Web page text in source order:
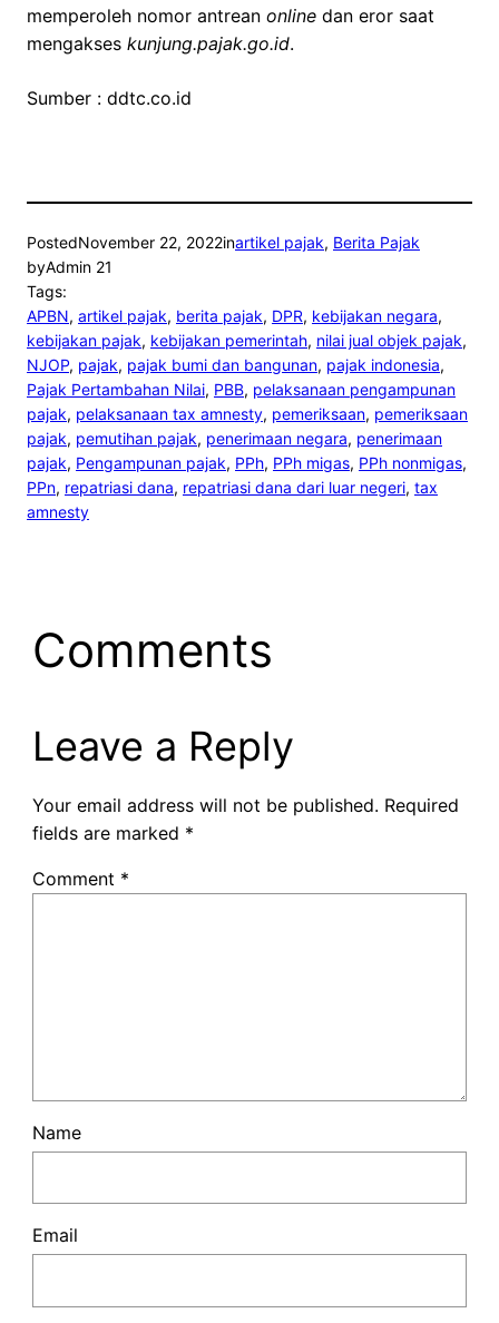
memperoleh nomor antrean online dan eror saat
mengakses kunjung.pajak.go.id.
Sumber : ddtc.co.id
PostedNovember 22, 2022inartikel pajak, Berita Pajak
byAdmin 21
Tags:
APBN, artikel pajak, berita pajak, DPR, kebijakan negara
kebijakan pajak, kebijakan pemerintah, nilai jual objek pajak
NJOP, pajak, pajak bumi dan bangunan, pajak indonesia
Pajak Pertambahan Nilai, PBB, pelaksanaan pengampunan
pajak, pelaksanaan tax amnesty, pemeriksaan, pemeriksaan
pajak, pemutihan pajak, penerimaan negara, penerimaan
pajak, Pengampunan pajak, PPh, PPh migas, PPh nonmigas
PPn, repatriasi dana, repatriasi dana dari luar negeri, tax
amnesty
Comments
Leave a Reply
Your email address will not be published. Required
fields are marked *
Comment *
Name
Email